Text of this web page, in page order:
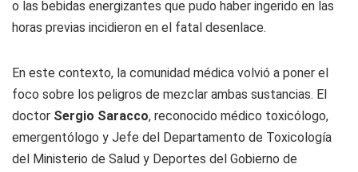
o las bebidas energizantes que pudo haber ingerido en las
horas previas incidieron en el fatal desenlace.
En este contexto, la comunidad médica volvió a poner el
foco sobre los peligros de mezclar ambas sustancias. El
doctor Sergio Saracco, reconocido médico toxicólogo,
emergentólogo y Jefe del Departamento de Toxicología
del Ministerio de Salud y Deportes del Gobierno de